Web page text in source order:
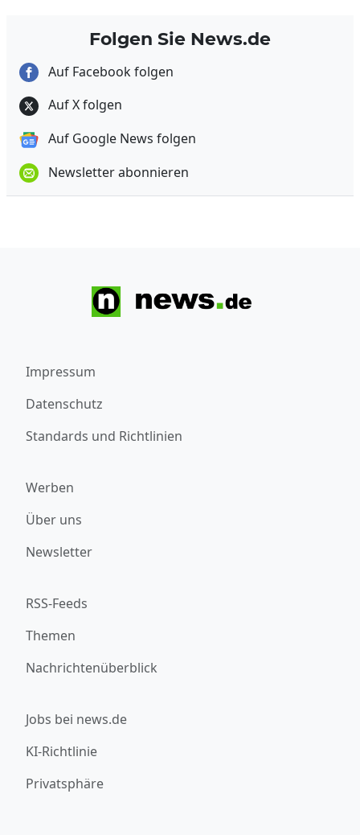
Folgen Sie News.de
Auf Facebook folgen
Auf X folgen
Auf Google News folgen
Newsletter abonnieren
Impressum
Datenschutz
Standards und Richtlinien
Werben
Über uns
Newsletter
RSS-Feeds
Themen
Nachrichtenüberblick
Jobs bei news.de
KI-Richtlinie
Privatsphäre